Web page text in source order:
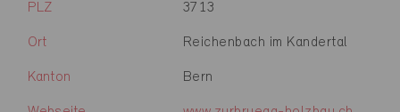
PLZ 3713
Ort Reichenbach im Kandertal
Kanton Bern